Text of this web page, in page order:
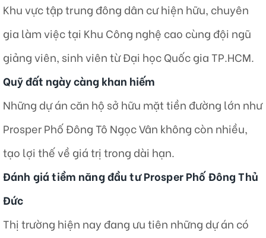
Khu vực tập trung đông dân cư hiện hữu, chuyên
gia làm việc tại Khu Công nghệ cao cùng đội ngũ
giảng viên, sinh viên từ Đại học Quốc gia TP.HCM.
Quỹ đất ngày càng khan hiếm
Những dự án căn hộ sở hữu mặt tiền đường lớn như
Prosper Phố Đông Tô Ngọc Vân không còn nhiều,
tạo lợi thế về giá trị trong dài hạn.
Đánh giá tiềm năng đầu tư Prosper Phố Đông Thủ
Đức
Thị trường hiện nay đang ưu tiên những dự án có